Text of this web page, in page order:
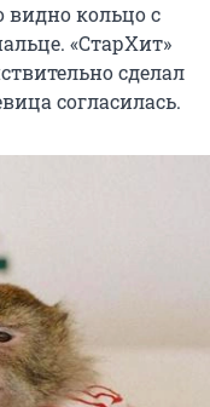
видно кольцо с
«СтарХит»
сделал
согласилась.